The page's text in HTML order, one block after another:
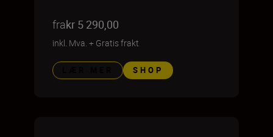
frakr 5 290,00
inkl. Mva. + Gratis frakt
SHOP